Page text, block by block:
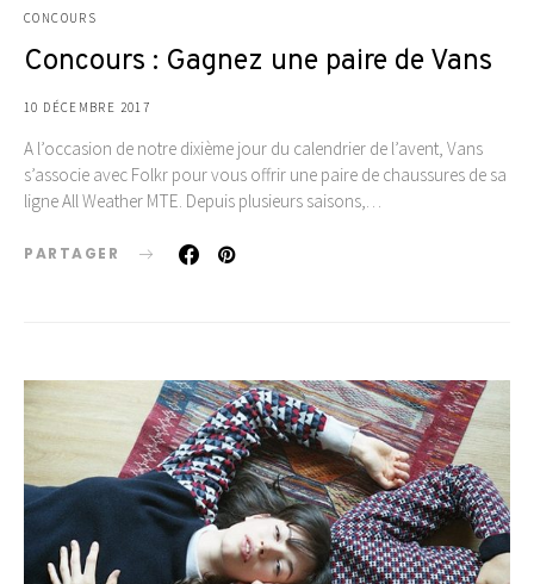
CONCOURS
Concours : Gagnez une paire de Vans
10 DÉCEMBRE 2017
A l’occasion de notre dixième jour du calendrier de l’avent, Vans
s’associe avec Folkr pour vous offrir une paire de chaussures de sa
ligne All Weather MTE. Depuis plusieurs saisons,…
PARTAGER